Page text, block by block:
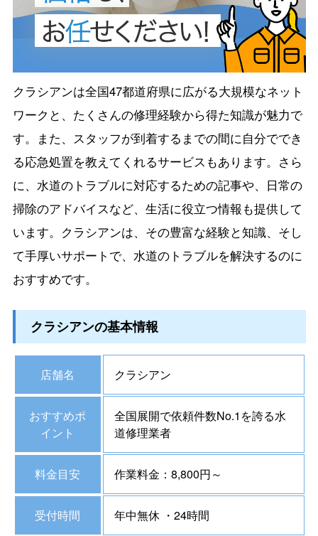
クラシアンは全国47都道府県に広がる大規模なネット
ワークと、たくさんの修理経験から得た知識が魅力で
す。また、スタッフが到着するまでの間に自分ででき
る応急処置を教えてくれるサービスもあります。さら
に、水道のトラブルに対応するための記事や、日常の
掃除のアドバイスなど、生活に役立つ情報も提供して
います。クラシアンは、その豊富な経験と知識、そし
て手厚いサポートで、水道のトラブルを解決するのに
おすすめです。
クラシアンの基本情報
店舗名 クラシアン
おすすめポ
イント
全国展開で依頼件数No.1を誇る水
道修理業者
料金目安 作業料金：8,800円～
受付時間 年中無休 ・24時間